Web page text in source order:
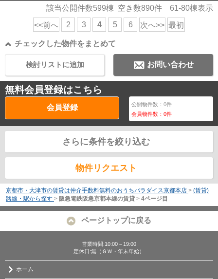
該当公開件数599棟 空き数890件 61-80棟表示
<<前へ 2 3 4 5 6 次へ>> 最初
チェックした物件をまとめて
お問い合わせ
検討リストに追加
無料会員登録はこちら
会員登録 公開物件数：0件
会員物件数：0件
さらに条件を絞り込む
物件リクエスト
京都市・大津市の賃貸は仲介手数料無料のおうちパラダイス京都本店 > (賃貸)
路線・駅から探す > 阪急電鉄阪急京都本線の賃貸 > 4ページ目
ページトップに戻る
営業時間:10:00～19:00
定休日:無（ＧＷ・年末年始）
ホーム